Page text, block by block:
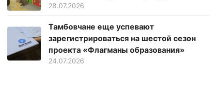
28.07.2026
Тамбовчане еще успевают
зарегистрироваться на шестой сезон
проекта «Флагманы образования»
24.07.2026